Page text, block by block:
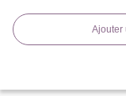
Ajouter